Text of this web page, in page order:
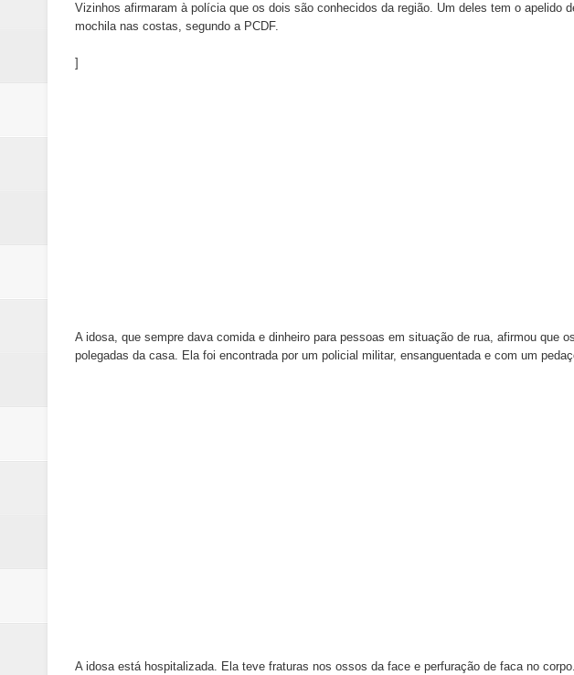
Vizinhos afirmaram à polícia que os dois são conhecidos da região. Um deles tem o apelido
mochila nas costas, segundo a PCDF.
]
A idosa, que sempre dava comida e dinheiro para pessoas em situação de rua, afirmou que
polegadas da casa. Ela foi encontrada por um policial militar, ensanguentada e com um
A idosa está hospitalizada. Ela teve fraturas nos ossos da face e perfuração de faca no